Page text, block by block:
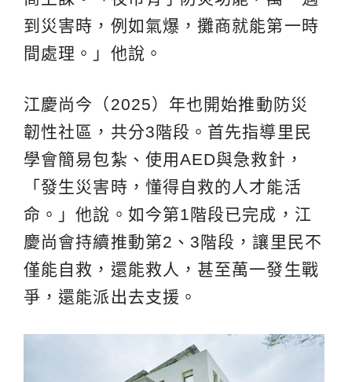
到災害時，例如氣爆，攤商就能第一時
間處理。」他說。
江慶尚今（2025）年也開始推動防災
韌性社區，共分3階段。首先指導里民
學會簡易包紮、使用AED與急救針，
「發生災害時，懂得自救的人才能活
命。」他說。如今第1階段已完成，江
慶尚會持續推動第2、3階段，讓里民不
僅能自救，還能救人，甚至萬一發生戰
爭，還能派出去支援。